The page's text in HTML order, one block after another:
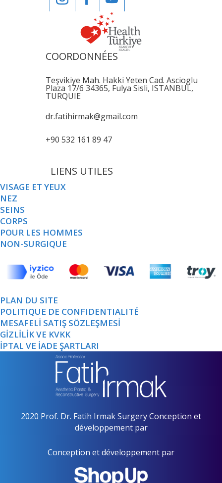
COORDONNÉES
Teşvikiye Mah. Hakki Yeten Cad. Ascioglu
Plaza 17/6 34365, Fulya Sisli, ISTANBUL,
TURQUIE
dr.fatihirmak@gmail.com
+90 532 161 89 47
LIENS UTILES
VISAGE ET YEUX
NEZ
SEINS
CORPS
POUR LES HOMMES
NON-SURGIQUE
PLAN DU SITE
POLITIQUE DE CONFIDENTIALITÉ
MESAFELİ SATIŞ SÖZLEŞMESİ
GİZLİLİK VE KVKK
İPTAL VE İADE ŞARTLARI
2020 Prof. Dr. Fatih Irmak Surgery Conception et
développement par
Conception et développement par